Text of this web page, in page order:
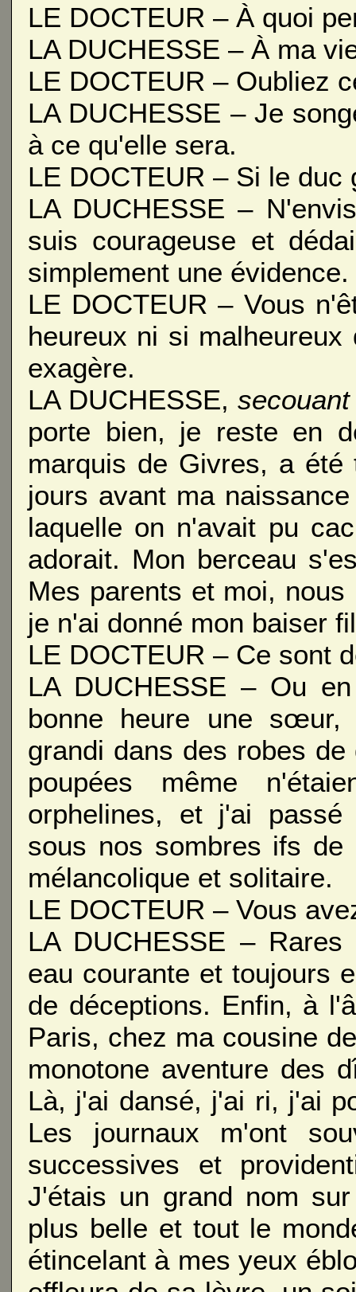
LE DOCTEUR – À quoi
LA DUCHESSE – À ma
LE DOCTEUR – Oubliez
LA DUCHESSE – Je
à ce qu'elle sera.
LE DOCTEUR – Si le duc
LA DUCHESSE –
suis courageuse et
simplement une
LE DOCTEUR – Vous
heureux ni si
exagère.
LA DUCHESSE,
porte bien, je reste en
marquis de Givres, a
jours avant ma
laquelle on n'avait pu
adorait. Mon berceau
Mes parents et moi,
je n'ai donné mon baiser
LE DOCTEUR – Ce sont
LA DUCHESSE – Ou
bonne heure une
grandi dans des robes
poupées même
orphelines, et j'ai
sous nos sombres ifs de
mélancolique et solitaire.
LE DOCTEUR – Vous
LA DUCHESSE –
eau courante et toujours
de déceptions. Enfin, à
Paris, chez ma cousine
monotone aventure des
Là, j'ai dansé, j'ai ri, j'ai
Les journaux m'ont
successives et
J'étais un grand nom
plus belle et tout le
étincelant à mes yeux